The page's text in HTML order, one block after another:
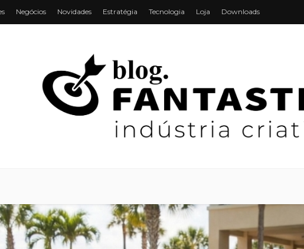
Negócios Novidades Estratégia Tecnologia Loja Downloads